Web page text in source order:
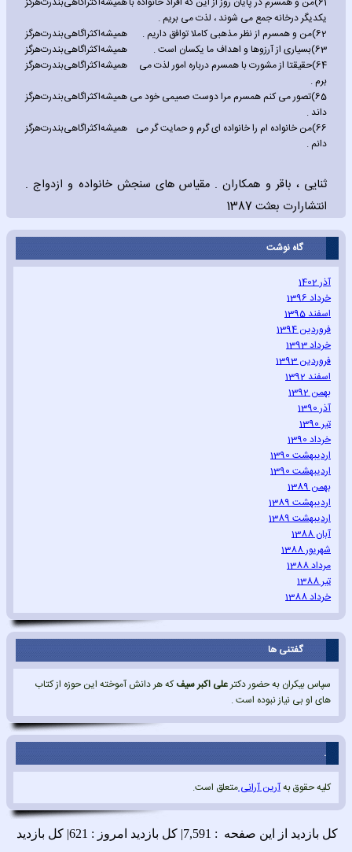
یکدیگر درخانه جمع می شوند ، لذت می بریم .
62) من و همسرم از نظر مذهبی کاملا توافق داریم . همیشهاکثراگاهیبندرتهرگز
63) بسیاری از آرزوها و اهداف ما یکسان است . همیشهاکثراگاهیبندرتهرگز
64) حقیقتا از مشورت با همسرم درباره امور لذت می
برم .
همیشهاکثراگاهیبندرتهرگز
65) تصور می کنم همسرم مرا دوست صمیمی خود می
داند .
همیشهاکثراگاهیبندرتهرگز
66) من خانواده ام را خانواده ای گرم و حمایت گر می
دانم .
همیشهاکثراگاهیبندرتهرگز
ثنایی ، باقر و همکاران . مقیاس های سنجش خانواده و ازدواج .
انتشارارت بعثت 1387
گاه نوشت
آذر 1402
خرداد 1396
اسفند 1395
فروردین 1394
خرداد 1393
فروردین 1393
اسفند 1392
بهمن 1392
آذر 1390
تیر 1390
خرداد 1390
اردیبهشت 1390
اردیبهشت 1390
بهمن 1389
اردیبهشت 1389
اردیبهشت 1389
آبان 1388
شهریور 1388
مرداد 1388
تیر 1388
خرداد 1388
گفتنی ها
سپاس بیکران به حضور دکترعلی اکبر سیفکه هر دانش آموخته این حوزه از کتاب
های او بی نیاز نبوده است .
.
کلیه حقوق بهآرین آرانیمتعلق است.